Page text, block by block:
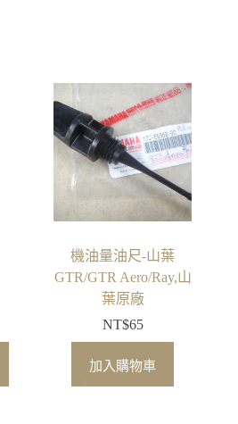
機油量油尺-山葉
GTR/GTR Aero/Ray,山
葉原廠
NT$65
加入購物車